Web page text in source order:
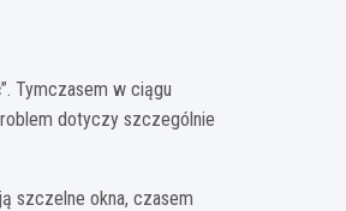
Tymczasem w ciągu
dotyczy szczególnie
szczelne okna, czasem